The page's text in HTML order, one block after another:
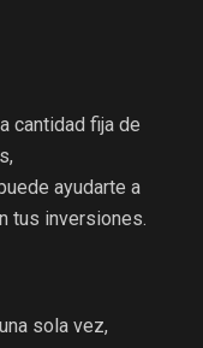
cantidad fija de
ayudarte a
tus inversiones.
sola vez,